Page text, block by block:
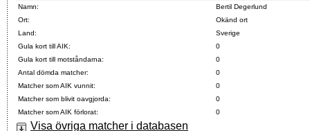
Namn:
Bertil Degerlund
Ort:
Okänd ort
Land:
Sverige
Gula kort till AIK:
0
Gula kort till motståndarna:
0
Antal dömda matcher:
0
Matcher som AIK vunnit:
0
Matcher som blivit oavgjorda:
0
Matcher som AIK förlorat:
0
Visa övriga matcher i databasen